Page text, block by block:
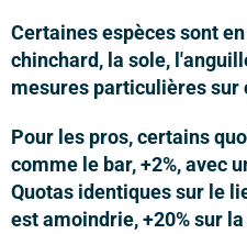
Certaines espèces sont
chinchard, la sole,
mesures particulières sur
Pour les pros, certains
comme le bar, +2%, avec
Quotas identiques sur le
est amoindrie, +20% sur